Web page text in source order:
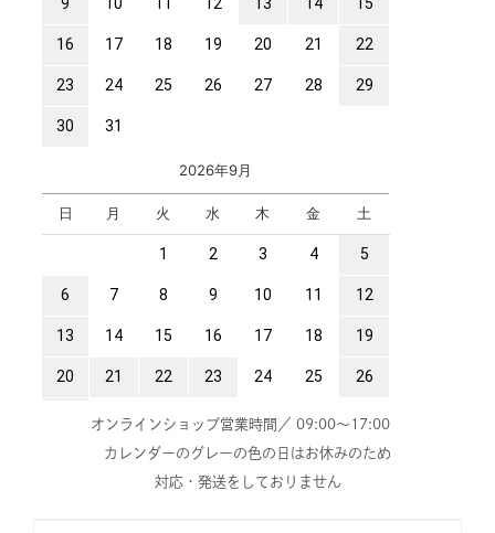
オンラインショップ営業時間／ 09:00～17:00
カレンダーのグレーの色の日はお休みのため
対応・発送をしておりません